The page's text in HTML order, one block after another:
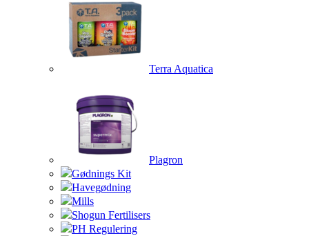
Terra Aquatica
Plagron
Gødnings Kit
Havegødning
Mills
Shogun Fertilisers
PH Regulering